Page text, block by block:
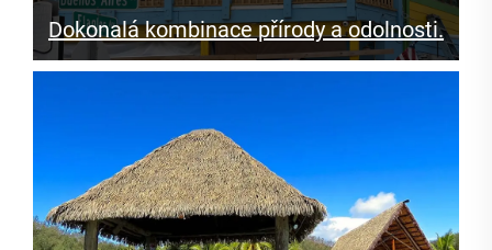
Dokonalá kombinace přírody a odolnosti.